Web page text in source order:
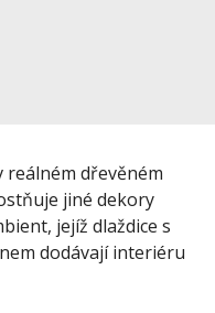
reálném dřevěném
jiné dekory
jejíž dlaždice s
dodávají interiéru